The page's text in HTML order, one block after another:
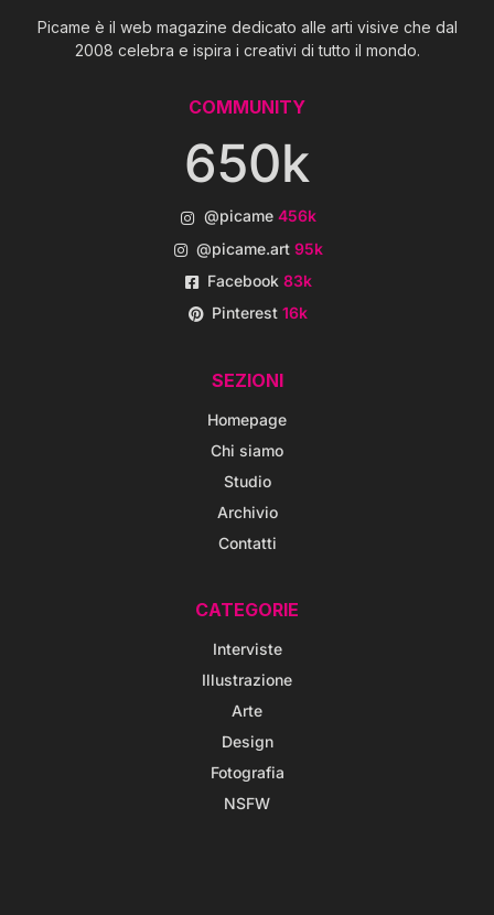
Picame è il web magazine dedicato alle arti visive che dal
2008 celebra e ispira i creativi di tutto il mondo.
COMMUNITY
650k
@picame 456k
@picame.art95k
Facebook83k
Pinterest16k
SEZIONI
Homepage
Chi siamo
Studio
Archivio
Contatti
CATEGORIE
Interviste
Illustrazione
Arte
Design
Fotografia
NSFW